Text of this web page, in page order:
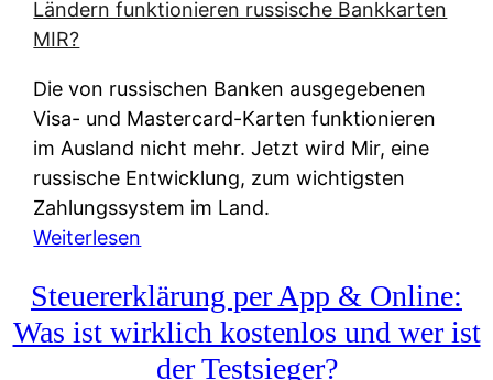
t
n
a
t
i
v
e
&
f
r
Die von russischen Banken ausgegebenen
Visa- und Mastercard-Karten funktionieren
im Ausland nicht mehr. Jetzt wird Mir, eine
russische Entwicklung, zum wichtigsten
Zahlungssystem im Land.
Weiterlesen
a
h
Steuererklärung per App & Online:
Was ist wirklich kostenlos und wer ist
der Testsieger?